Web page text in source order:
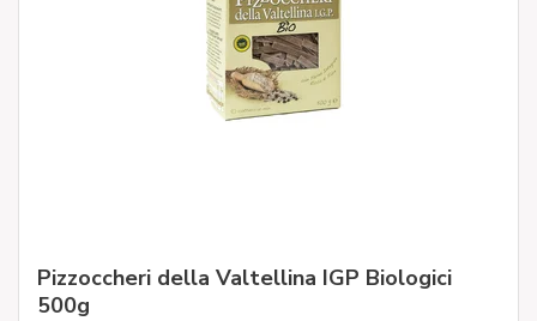
Pizzoccheri della Valtellina IGP Biologici
500g